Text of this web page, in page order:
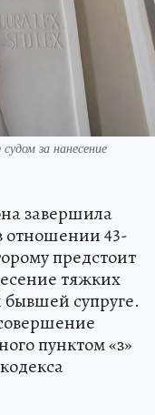
за нанесение
завершила
отношении 43-
предстоит
тяжких
супруге.
пунктом «з»